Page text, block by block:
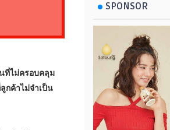
ที่ไม่ครอบคลุม
กค้าไม่จำเป็น
SPONSOR